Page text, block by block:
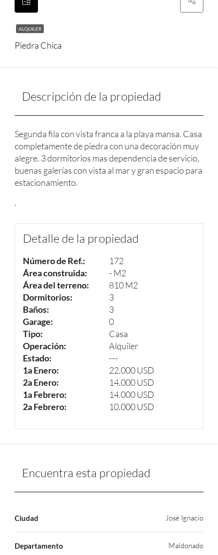
ALQUILER
Piedra Chica
Descripción de la propiedad
Segunda fila con vista franca a la playa mansa. Casa
completamente de piedra con una decoración muy
alegre. 3 dormitorios mas dependencia de servicio,
buenas galerías con vista al mar y gran espacio para
estacionamiento.
.
Detalle de la propiedad
Número de Ref.:
172
Área construida:
- M2
Área del terreno:
810 M2
Dormitorios:
3
Baños:
3
Garage:
0
Tipo:
Casa
Operación:
Alquiler
Estado:
---
1a Enero:
22.000 USD
2a Enero:
14.000 USD
1a Febrero:
14.000 USD
2a Febrero:
10.000 USD
Encuentra esta propiedad
Ciudad José Ignacio
Departamento Maldonado